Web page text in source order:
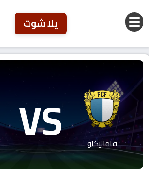
يلا شوت
فاماليكاو VS